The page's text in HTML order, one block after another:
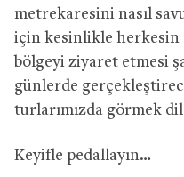
metrekaresini nasıl
için kesinlikle herkesin
bölgeyi ziyaret etmesi
günlerde
turlarımızda görmek
Keyifle pedallayın…